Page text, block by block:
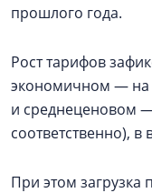
прошлого года.
Рост тарифов
экономичном — на
и среднеценовом —
соответственно),
При этом загрузка